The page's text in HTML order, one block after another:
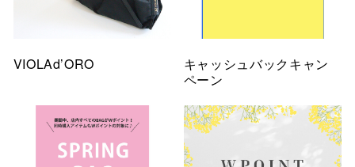
VIOLAd’ORO
キャッシュバックキャン
ペーン